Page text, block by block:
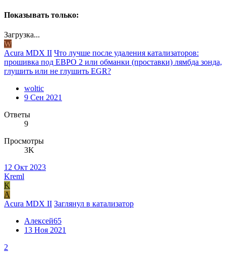
Показывать только:
Загрузка...
W
Acura MDX II Что лучше после удаления катализаторов:
прошивка под ЕВРО 2 или обманки (проставки) лямбда зонда,
глушить или не глушить EGR?
woltic
9 Сен 2021
Ответы
9
Просмотры
3K
12 Окт 2023
Kreml
K
А
Acura MDX II Заглянул в катализатор
Алексей65
13 Ноя 2021
2